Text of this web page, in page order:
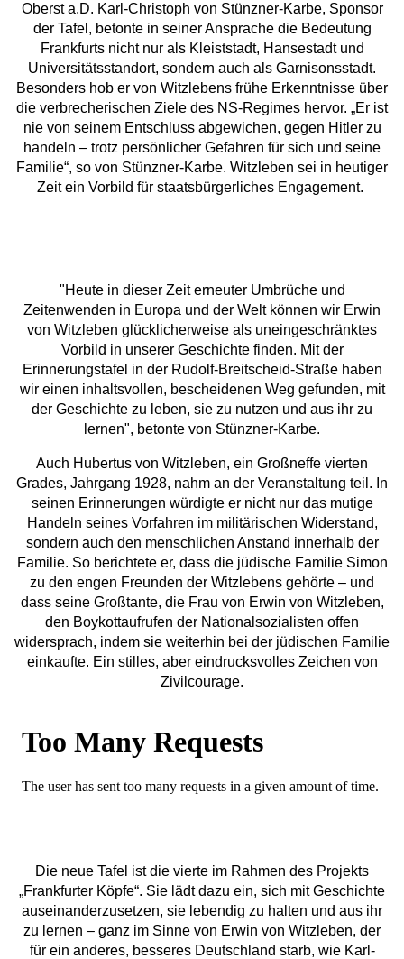
Oberst a.D. Karl-Christoph von Stünzner-Karbe, Sponsor
der Tafel, betonte in seiner Ansprache die Bedeutung
Frankfurts nicht nur als Kleiststadt, Hansestadt und
Universitätsstandort, sondern auch als Garnisonsstadt.
Besonders hob er von Witzlebens frühe Erkenntnisse über
die verbrecherischen Ziele des NS-Regimes hervor. „Er ist
nie von seinem Entschluss abgewichen, gegen Hitler zu
handeln – trotz persönlicher Gefahren für sich und seine
Familie“, so von Stünzner-Karbe. Witzleben sei in heutiger
Zeit ein Vorbild für staatsbürgerliches Engagement.
"Heute in dieser Zeit erneuter Umbrüche und
Zeitenwenden in Europa und der Welt können wir Erwin
von Witzleben glücklicherweise als uneingeschränktes
Vorbild in unserer Geschichte finden. Mit der
Erinnerungstafel in der Rudolf-Breitscheid-Straße haben
wir einen inhaltsvollen, bescheidenen Weg gefunden, mit
der Geschichte zu leben, sie zu nutzen und aus ihr zu
lernen", betonte von Stünzner-Karbe.
Auch Hubertus von Witzleben, ein Großneffe vierten
Grades, Jahrgang 1928, nahm an der Veranstaltung teil. In
seinen Erinnerungen würdigte er nicht nur das mutige
Handeln seines Vorfahren im militärischen Widerstand,
sondern auch den menschlichen Anstand innerhalb der
Familie. So berichtete er, dass die jüdische Familie Simon
zu den engen Freunden der Witzlebens gehörte – und
dass seine Großtante, die Frau von Erwin von Witzleben,
den Boykottaufrufen der Nationalsozialisten offen
widersprach, indem sie weiterhin bei der jüdischen Familie
einkaufte. Ein stilles, aber eindrucksvolles Zeichen von
Zivilcourage.
Die neue Tafel ist die vierte im Rahmen des Projekts
„Frankfurter Köpfe“. Sie lädt dazu ein, sich mit Geschichte
auseinanderzusetzen, sie lebendig zu halten und aus ihr
zu lernen – ganz im Sinne von Erwin von Witzleben, der
für ein anderes, besseres Deutschland starb, wie Karl-